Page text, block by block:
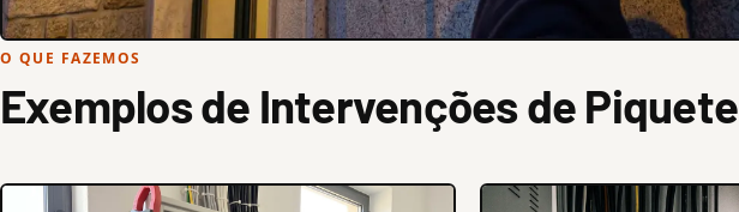
O QUE FAZEMOS
Exemplos de Intervenções de Piquete